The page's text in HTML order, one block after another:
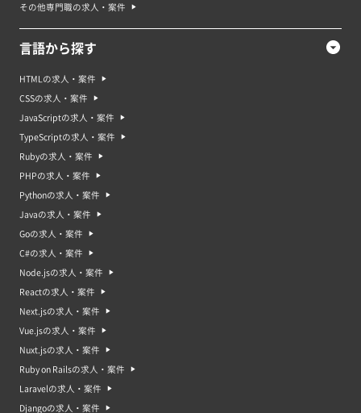
その他専門職の求人・案件
言語から探す
HTMLの求人・案件
CSSの求人・案件
JavaScriptの求人・案件
TypeScriptの求人・案件
Rubyの求人・案件
PHPの求人・案件
Pythonの求人・案件
Javaの求人・案件
Goの求人・案件
C#の求人・案件
Node.jsの求人・案件
Reactの求人・案件
Next.jsの求人・案件
Vue.jsの求人・案件
Nuxt.jsの求人・案件
Ruby on Railsの求人・案件
Laravelの求人・案件
Djangoの求人・案件